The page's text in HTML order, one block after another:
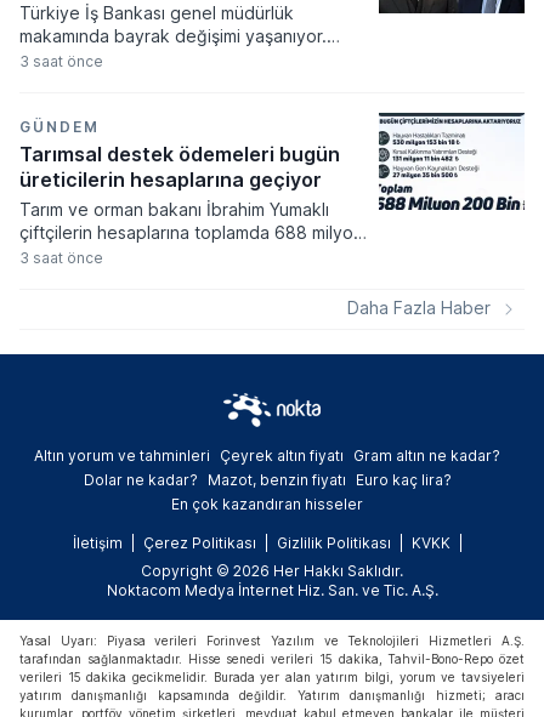
Türkiye İş Bankası genel müdürlük
makamında bayrak değişimi yaşanıyor.
Hakan Aran'ın Şişecam Yönetim Kurulu
itibarıyla Genel Müdür Yardımcısı H. Cahit
Çınar atanıyor.
3 saat önce
GÜNDEM
Tarımsal destek ödemeleri bugün
üreticilerin hesaplarına geçiyor
Tarım ve orman bakanı İbrahim Yumaklı
çiftçilerin hesaplarına toplamda 688 milyon
200 bin lira tutarında destekleme ödemesi
korumaya yönelik sürdürülen bu ödemeler
3 saat önce
Daha Fazla Haber
Altın yorum ve tahminleri Çeyrek altın fiyatı
Gram altın ne kadar?
Dolar ne kadar?
Mazot, benzin fiyatı
Euro kaç lira?
En çok kazandıran hisseler
İletişim Çerez Politikası Gizlilik Politikası
KVKK
Copyright © 2026 Her Hakkı Saklıdır.
Noktacom Medya İnternet Hiz. San. ve Tic. A.Ş.
Yasal Uyarı: Piyasa verileri Forinvest Yazılım ve Teknolojileri Hizmetleri A.Ş.
tarafından sağlanmaktadır. Hisse senedi verileri 15 dakika, Tahvil-Bono-Repo özet
verileri 15 dakika gecikmelidir. Burada yer alan yatırım bilgi, yorum ve tavsiyeleri
yatırım danışmanlığı kapsamında değildir. Yatırım danışmanlığı hizmeti; aracı
kurumlar, portföy yönetim şirketleri, mevduat kabul etmeyen bankalar ile müşteri